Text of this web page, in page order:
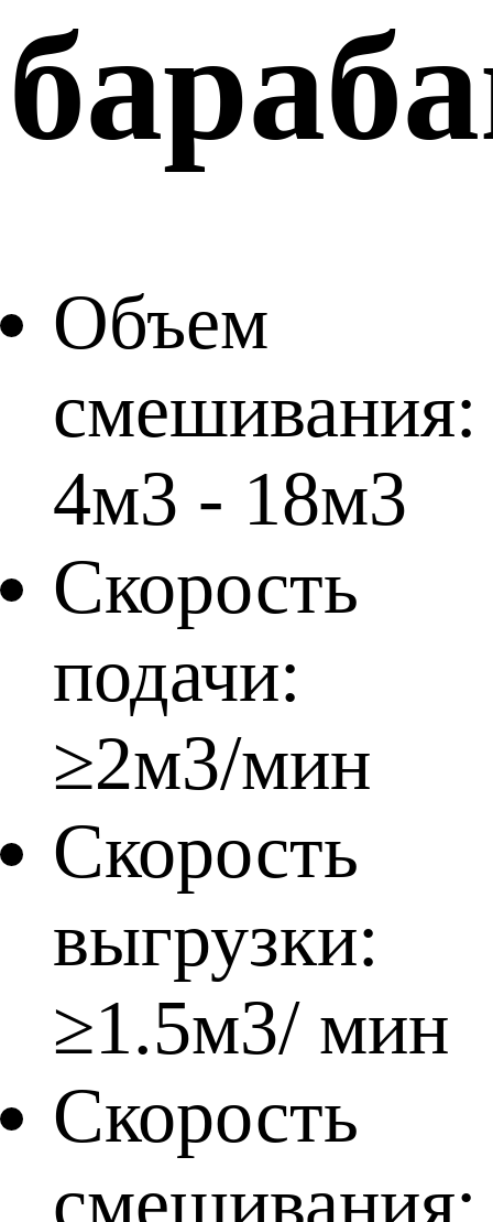
Объем
смешивания:
4м3 - 18м3
Скорость
подачи:
≥2м3/мин
Скорость
выгрузки:
≥1.5м3/ мин
Скорость
смешивания: